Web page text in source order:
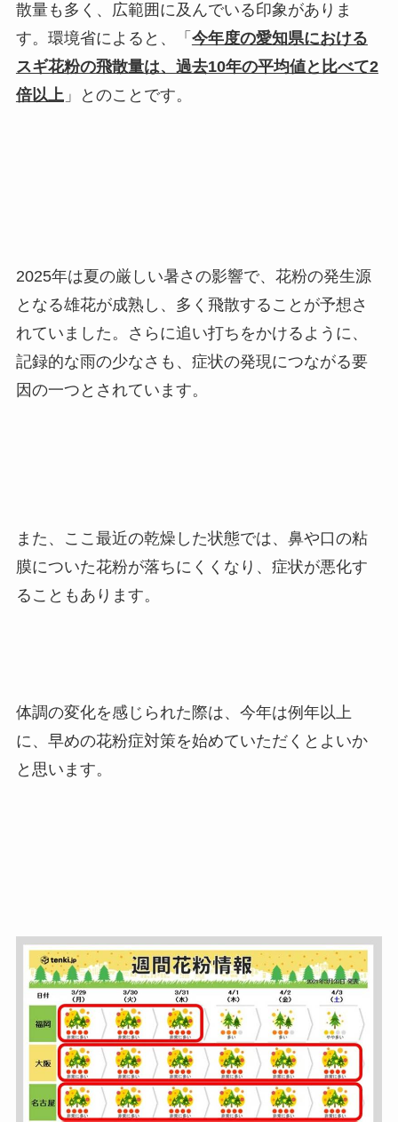
散量も多く、広範囲に及んでいる印象がありま
す。環境省によると、「 今年度の愛知県における
スギ花粉の飛散量は、過去10年の平均値と比べて2
倍以上」とのことです。
2025年は夏の厳しい暑さの影響で、花粉の発生源
となる雄花が成熟し、多く飛散することが予想さ
れていました。さらに追い打ちをかけるように、
記録的な雨の少なさも、症状の発現につながる要
因の一つとされています。
また、ここ最近の乾燥した状態では、鼻や口の粘
膜についた花粉が落ちにくくなり、症状が悪化す
ることもあります。
体調の変化を感じられた際は、今年は例年以上
に、早めの花粉症対策を始めていただくとよいか
と思います。